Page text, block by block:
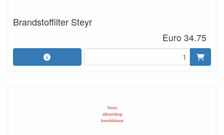
Brandstoffilter Steyr
Euro 34.75